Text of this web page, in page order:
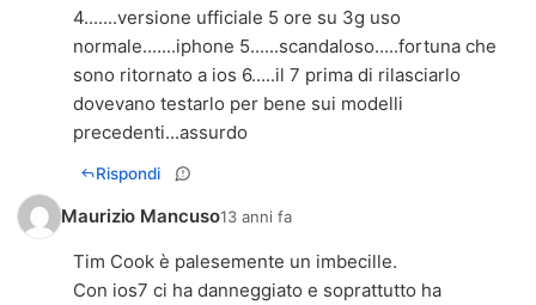
4.......versione ufficiale 5 ore su 3g uso
normale.......iphone 5......scandaloso.....fortuna che
sono ritornato a ios 6.....il 7 prima di rilasciarlo
dovevano testarlo per bene sui modelli
precedenti...assurdo
Rispondi
Maurizio Mancuso13 anni fa
Tim Cook è palesemente un imbecille.
Con ios7 ci ha danneggiato e soprattutto ha